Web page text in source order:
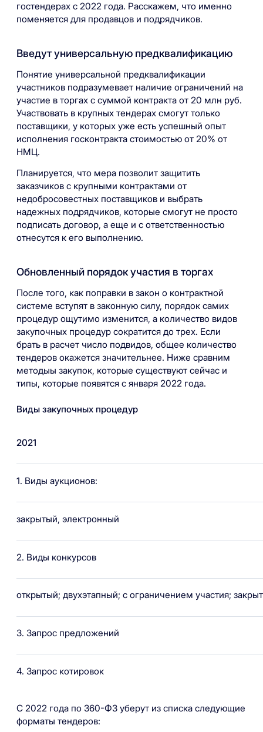
гостендерах с 2022 года. Расскажем, что именно
поменяется для продавцов и подрядчиков.
Введут универсальную предквалификацию
Понятие универсальной предквалификации
участников подразумевает наличие ограничений на
участие в торгах с суммой контракта от 20 млн руб.
Участвовать в крупных тендерах смогут только
поставщики, у которых уже есть успешный опыт
исполнения госконтракта стоимостью от 20% от
НМЦ.
Планируется, что мера позволит защитить
заказчиков с крупными контрактами от
недобросовестных поставщиков и выбрать
надежных подрядчиков, которые смогут не просто
подписать договор, а еще и с ответственностью
отнесутся к его выполнению.
Обновленный порядок участия в торгах
После того, как поправки в закон о контрактной
системе вступят в законную силу, порядок самих
процедур ощутимо изменится, а количество видов
закупочных процедур сократится до трех. Если
брать в расчет число подвидов, общее количество
тендеров окажется значительнее. Ниже сравним
методыы закупок, которые существуют сейчас и
типы, которые появятся с января 2022 года.
Виды закупочных процедур
2021
1. Виды аукционов:
закрытый, электронный
2. Виды конкурсов
открытый; двухэтапный; с ограничением участия;
3. Запрос предложений
4. Запрос котировок
С 2022 года по 360-ФЗ уберут из списка следующие
форматы тендеров: